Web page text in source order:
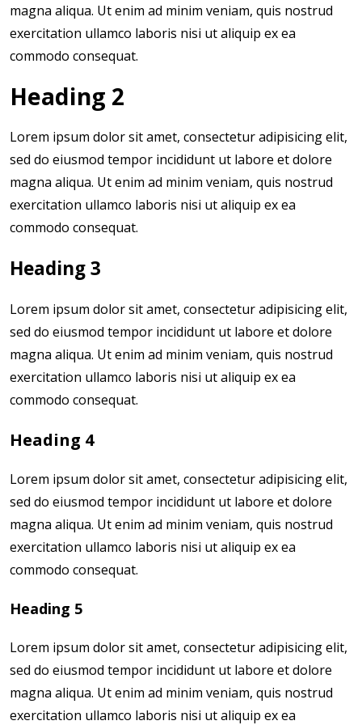
magna aliqua. Ut enim ad minim veniam, quis nostrud
exercitation ullamco laboris nisi ut aliquip ex ea
commodo consequat.
Heading 2
Lorem ipsum dolor sit amet, consectetur adipisicing elit,
sed do eiusmod tempor incididunt ut labore et dolore
magna aliqua. Ut enim ad minim veniam, quis nostrud
exercitation ullamco laboris nisi ut aliquip ex ea
commodo consequat.
Heading 3
Lorem ipsum dolor sit amet, consectetur adipisicing elit,
sed do eiusmod tempor incididunt ut labore et dolore
magna aliqua. Ut enim ad minim veniam, quis nostrud
exercitation ullamco laboris nisi ut aliquip ex ea
commodo consequat.
Heading 4
Lorem ipsum dolor sit amet, consectetur adipisicing elit,
sed do eiusmod tempor incididunt ut labore et dolore
magna aliqua. Ut enim ad minim veniam, quis nostrud
exercitation ullamco laboris nisi ut aliquip ex ea
commodo consequat.
Heading 5
Lorem ipsum dolor sit amet, consectetur adipisicing elit,
sed do eiusmod tempor incididunt ut labore et dolore
magna aliqua. Ut enim ad minim veniam, quis nostrud
exercitation ullamco laboris nisi ut aliquip ex ea